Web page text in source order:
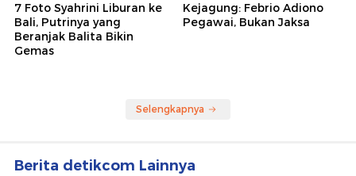
7 Foto Syahrini Liburan ke
Bali, Putrinya yang
Beranjak Balita Bikin
Gemas
Kejagung: Febrio Adiono
Pegawai, Bukan Jaksa
Selengkapnya
Berita detikcom Lainnya